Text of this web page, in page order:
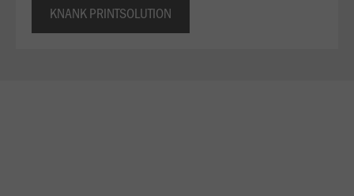
KNANK PRINTSOLUTION